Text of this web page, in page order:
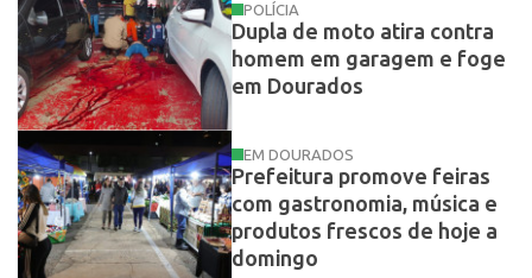
POLÍCIA
Dupla de moto atira contra
homem em garagem e foge
em Dourados
EM DOURADOS
Prefeitura promove feiras
com gastronomia, música e
produtos frescos de hoje a
domingo